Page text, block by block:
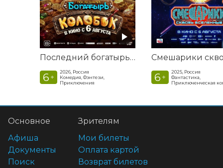
Последний богатырь. Колобок
6 +
2026, Россия
Комедия, Фэнтези,
Приключения
6 +
2025, Россия
Фантастика,
Приключенческая
Основное
Афиша
Документы
Поиск
Зрителям
Мои билеты
Оплата картой
Возврат билетов